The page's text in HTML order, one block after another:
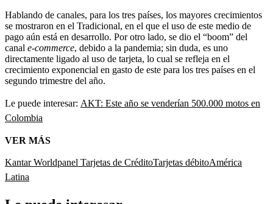
Hablando de canales, para los tres países, los mayores crecimientos
se mostraron en el Tradicional, en el que el uso de este medio de
pago aún está en desarrollo. Por otro lado, se dio el “boom” del
canal e-commerce, debido a la pandemia; sin duda, es uno
directamente ligado al uso de tarjeta, lo cual se refleja en el
crecimiento exponencial en gasto de este para los tres países en el
segundo trimestre del año.
Le puede interesar: AKT: Este año se venderían 500.000 motos en
Colombia
VER MÁS
Kantar Worldpanel Tarjetas de CréditoTarjetas débitoAmérica
Latina